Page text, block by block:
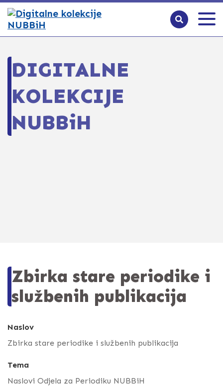
DIGITALNE
KOLEKCIJE
NUBBiH
Zbirka stare periodike i
službenih publikacija
Naslov
Zbirka stare periodike i službenih publikacija
Tema
Naslovi Odjela za Periodiku NUBBiH